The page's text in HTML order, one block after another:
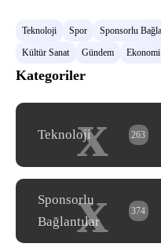
Teknoloji Spor Sponsorlu
Kültür Sanat
Gündem Ekonomi
Kategoriler
x
Teknoloji 263
x
Sponsorlu
Bağlantılar
374